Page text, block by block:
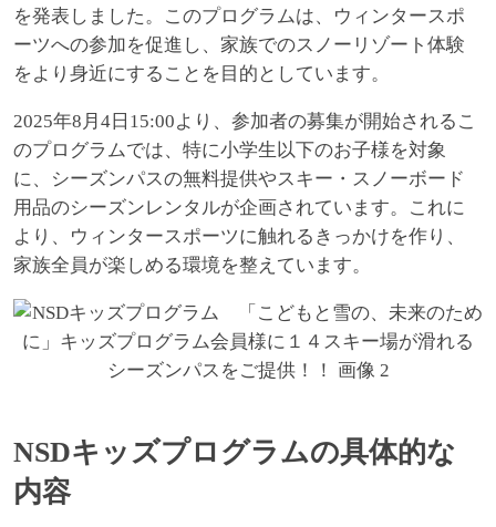
を発表しました。このプログラムは、ウィンタースポ
ーツへの参加を促進し、家族でのスノーリゾート体験
をより身近にすることを目的としています。
2025年8月4日15:00より、参加者の募集が開始されるこ
のプログラムでは、特に小学生以下のお子様を対象
に、シーズンパスの無料提供やスキー・スノーボード
用品のシーズンレンタルが企画されています。これに
より、ウィンタースポーツに触れるきっかけを作り、
家族全員が楽しめる環境を整えています。
NSDキッズプログラムの具体的な
内容